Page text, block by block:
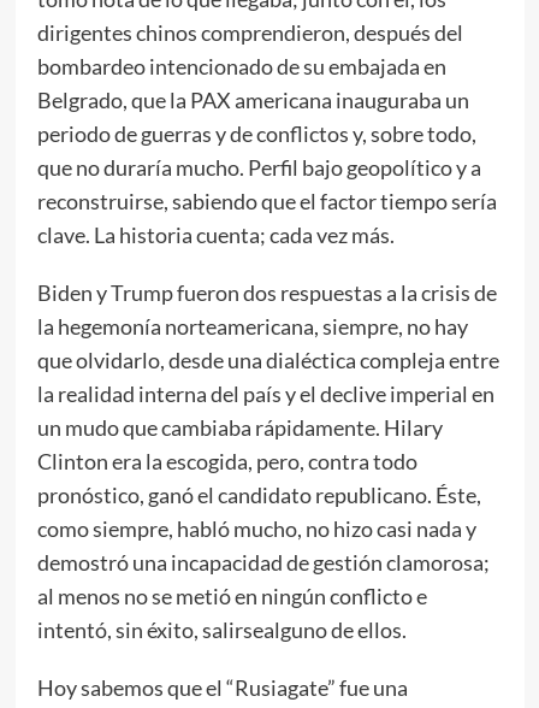
dirigentes chinos comprendieron, después del
bombardeo intencionado de su embajada en
Belgrado, que la PAX americana inauguraba un
periodo de guerras y de conflictos y, sobre todo,
que no duraría mucho. Perfil bajo geopolítico y a
reconstruirse, sabiendo que el factor tiempo sería
clave. La historia cuenta; cada vez más.
Biden y Trump fueron dos respuestas a la crisis de
la hegemonía norteamericana, siempre, no hay
que olvidarlo, desde una dialéctica compleja entre
la realidad interna del país y el declive imperial en
un mudo que cambiaba rápidamente. Hilary
Clinton era la escogida, pero, contra todo
pronóstico, ganó el candidato republicano. Éste,
como siempre, habló mucho, no hizo casi nada y
demostró una incapacidad de gestión clamorosa;
al menos no se metió en ningún conflicto e
intentó, sin éxito, salirsealguno de ellos.
Hoy sabemos que el “Rusiagate” fue una